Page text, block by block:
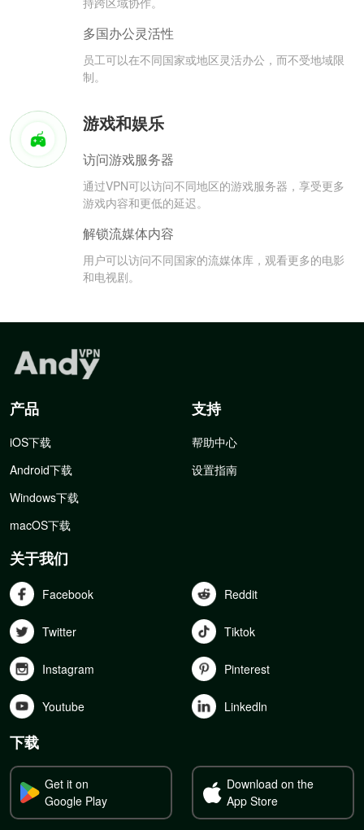
多国办公灵活性
员工可以在不同国家或地区灵活办公，而不受地域限
制。
游戏和娱乐
访问游戏服务器
通过VPN可以访问不同地区的游戏服务器，享受更多
游戏内容和更低的延迟。
解锁流媒体内容
用户可以访问不同国家的流媒体库，观看更多的电影
和电视剧。
产品
iOS下载
Android下载
Windows下载
macOS下载
支持
帮助中心
设置指南
关于我们
Facebook Reddit
Twitter Tiktok
Instagram Pinterest
Youtube Linkedln
下载
Get it on
Google Play
Download on the
App Store